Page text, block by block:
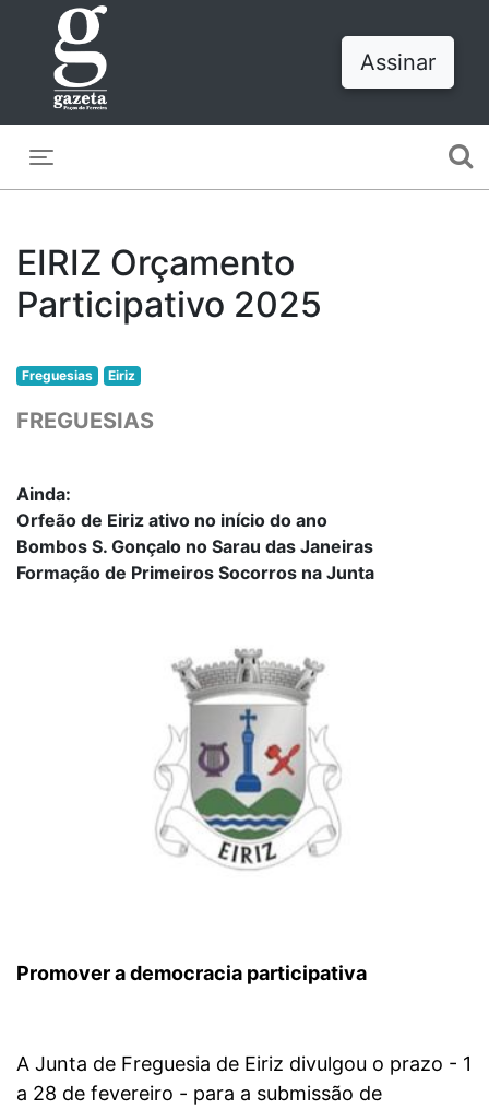
Assinar
EIRIZ Orçamento
Participativo 2025
Freguesias Eiriz
FREGUESIAS
Ainda:
Orfeão de Eiriz ativo no início do ano
Bombos S. Gonçalo no Sarau das Janeiras
Formação de Primeiros Socorros na Junta
Promover a democracia participativa
A Junta de Freguesia de Eiriz divulgou o prazo - 1
a 28 de fevereiro - para a submissão de